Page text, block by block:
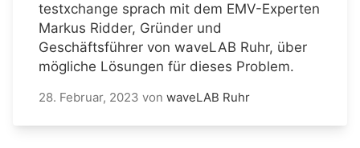
testxchange sprach mit dem EMV-Experten
Markus Ridder, Gründer und
Geschäftsführer von waveLAB Ruhr, über
mögliche Lösungen für dieses Problem.
28. Februar, 2023 von waveLAB Ruhr